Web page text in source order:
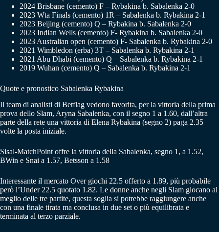
2024 Brisbane (cemento) F – Rybakina b. Sabalenka 2-0
2023 Wta Finals (cemento) 1R – Sabalenka b. Rybakina 2-1
2023 Beijing (cemento) Q – Rybakina b. Sabalenka 2-0
2023 Indian Wells (cemento) F- Rybakina b. Sabalenka 2-0
2023 Australian open (cemento) F- Sabalenka b. Rybakina 2-0
2021 Wimbledon (erba) 3T – Sabalenka b. Rybakina 2-1
2021 Abu Dhabi (cemento) Q – Sabalenka b. Rybakina 2-1
2019 Wuhan (cemento) Q – Sabalenka b. Rybakina 2-1
Quote e pronostico Sabalenka Rybakina
Il team di analisti di Betflag vedono favorita, per la vittoria della prima
prova dello Slam, Aryna Sabalenka, con il segno 1 a 1.60, dall’altra
parte della rete una vittoria di Elena Rybakina (segno 2) paga 2.35
volte la posta iniziale.
Sisal-MatchPoint offre la vittoria della Sabalenka, segno 1, a 1.52,
BWin e Snai a 1.57, Betsson a 1.58
Interessante il mercato Over giochi 22.5 offerto a 1.89, più probabile
però l’Under 22.5 quotato 1.82. Le donne anche negli Slam giocano al
meglio delle tre partite, questa soglia si potrebbe raggiungere anche
con una finale tirata ma conclusa in due set o più equilibrata e
terminata al terzo parziale.